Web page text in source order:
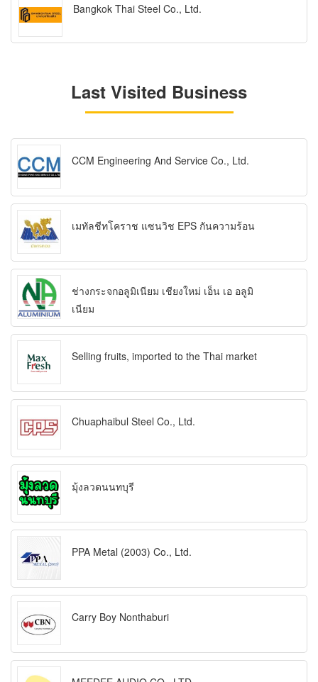
Bangkok Thai Steel Co., Ltd.
Last Visited Business
CCM Engineering And Service Co., Ltd.
เมทัลชีทโคราช แซนวิช EPS กันความร้อน
ช่างกระจกอลูมิเนียม เชียงใหม่ เอ็น เอ อลูมิ
เนียม
Selling fruits, imported to the Thai market
Chuaphaibul Steel Co., Ltd.
มุ้งลวดนนทบุรี
PPA Metal (2003) Co., Ltd.
Carry Boy Nonthaburi